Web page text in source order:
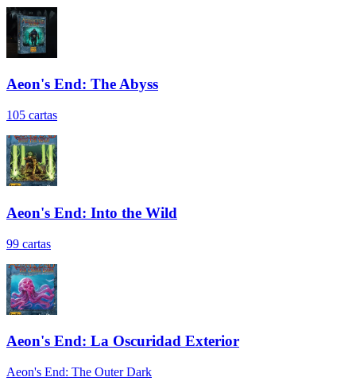
Aeon's End: The Abyss
105 cartas
Aeon's End: Into the Wild
99 cartas
Aeon's End: La Oscuridad Exterior
Aeon's End: The Outer Dark